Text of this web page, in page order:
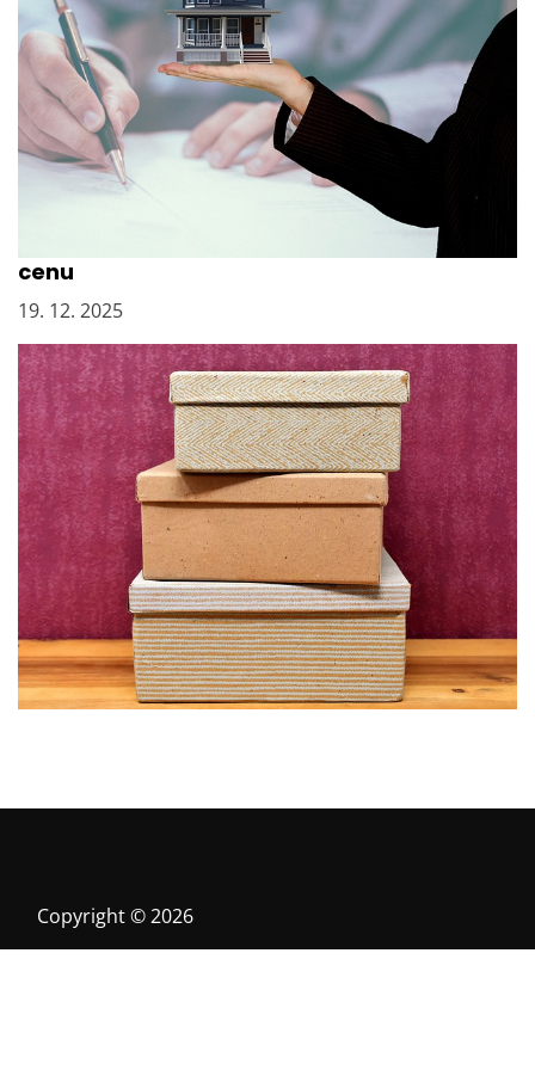
Prodejte nemovitost rychle a za dobrou
cenu
19. 12. 2025
Stěhování do vyšších pater bez výtahu
6. 9. 2025
Copyright © 2026